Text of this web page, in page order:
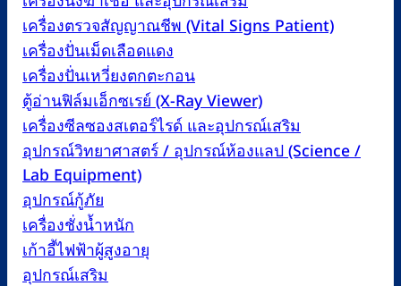
เครื่องตรวจสัญญาณชีพ (Vital Signs Patient)
เครื่องปั่นเม็ดเลือดแดง
เครื่องปั่นเหวี่ยงตกตะกอน
ตู้อ่านฟิล์มเอ็กซเรย์ (X-Ray Viewer)
เครื่องซีลซองสเตอร์ไรด์ และอุปกรณ์เสริม
อุปกรณ์วิทยาศาสตร์ / อุปกรณ์ห้องแลป (Science /
Lab Equipment)
อุปกรณ์กู้ภัย
เครื่องชั่งน้ำหนัก
เก้าอี้ไฟฟ้าผู้สูงอายุ
อุปกรณ์เสริม